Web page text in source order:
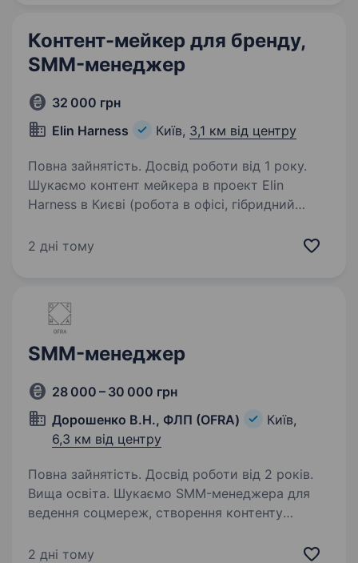
Контент-мейкер для бренду,
SMM-менеджер
32 000 грн
Elin Harness
Київ, 3,1 км від центру
Повна зайнятість. Досвід роботи від 1 року.
Шукаємо контент мейкера в проект Elin
Harness в Києві (робота в офісі, гібридний
аксесуарів зі шкіри і латексу. Віддамо
2 дні тому
SMM-менеджер
28 000 – 30 000 грн
Дорошенко В.Н., ФЛП (OFRA)
Київ,
6,3 км від центру
Повна зайнятість. Досвід роботи від 2 років.
Вища освіта. Шукаємо SMM-менеджера для
ведення соцмереж, створення контенту
задачі: Соцмережі Повне ведення Instagram
2 дні тому